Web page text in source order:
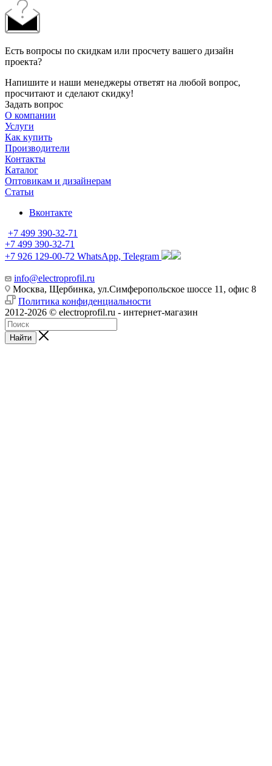
Есть вопросы по скидкам или просчету вашего дизайн
проекта?
Напишите и наши менеджеры ответят на любой вопрос,
просчитают и сделают скидку!
Задать вопрос
О компании
Услуги
Как купить
Производители
Контакты
Каталог
Оптовикам и дизайнерам
Статьи
Вконтакте
+7 499 390-32-71
+7 499 390-32-71
+7 926 129-00-72 WhatsApp, Telegram
info@electroprofil.ru
Москва, Щербинка, ул.Симферопольское шоссе 11, офис 8
Политика конфиденциальности
2012-2026 © electroprofil.ru - интернет-магазин
Найти